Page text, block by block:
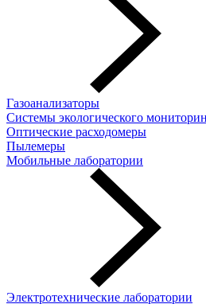
Газоанализаторы
Системы экологического
Оптические расходомеры
Пылемеры
Мобильные лаборатории
Электротехнические лаборатории